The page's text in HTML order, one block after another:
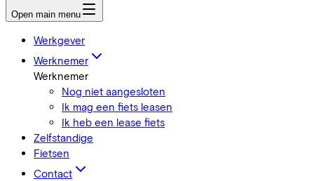
Open main menu
Werkgever
Werknemer
Werknemer
Nog niet aangesloten
Ik mag een fiets leasen
Ik heb een lease fiets
Zelfstandige
Fietsen
Contact